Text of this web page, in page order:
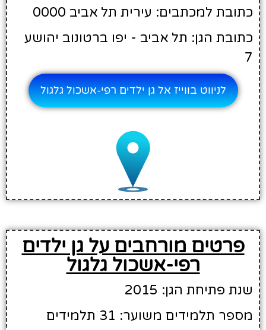
כתובת למכתבים: עירית תל אביב 0000
כתובת הגן: תל אביב - יפו ברטונוב יהושע
7
לניווט בווייז אל גן ילדים רפי-אשכול גלגול
פרטים מורחבים על גן ילדים
רפי-אשכול גלגול
שנת פתיחת הגן: 2015
מספר תלמידים משוער: 31 תלמידים